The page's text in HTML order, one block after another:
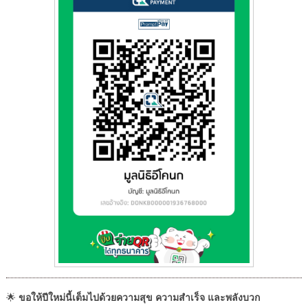
🌟 ขอให้ปีใหม่นี้เต็มไปด้วยความสุข ความสำเร็จ และพลังบวก